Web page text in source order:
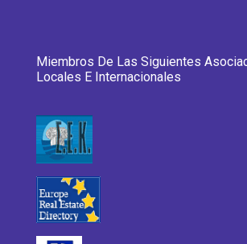
Miembros De Las Siguientes
Locales E Internacionales